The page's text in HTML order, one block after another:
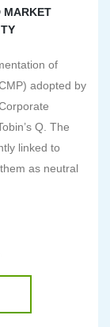
MARKET
of
adopted by
Q. The
linked to
as neutral